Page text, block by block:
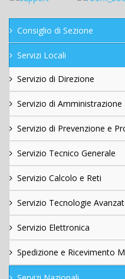
Consiglio di Sezione
Servizi Locali
Servizio di Direzione
Servizio di Amministrazione
Servizio di Prevenzione e
Servizio Tecnico Generale
Servizio Calcolo e Reti
Servizio Tecnologie
Servizio Elettronica
Spedizione e Ricevimento